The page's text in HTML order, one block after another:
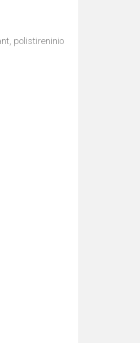
polistireninio